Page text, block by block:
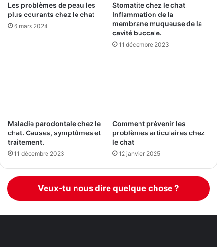
Les problèmes de peau les
plus courants chez le chat
6 mars 2024
Stomatite chez le chat.
Inflammation de la
membrane muqueuse de la
cavité buccale.
11 décembre 2023
Maladie parodontale chez le
chat. Causes, symptômes et
traitement.
11 décembre 2023
Comment prévenir les
problèmes articulaires chez
le chat
12 janvier 2025
Veux-tu nous dire quelque chose ?